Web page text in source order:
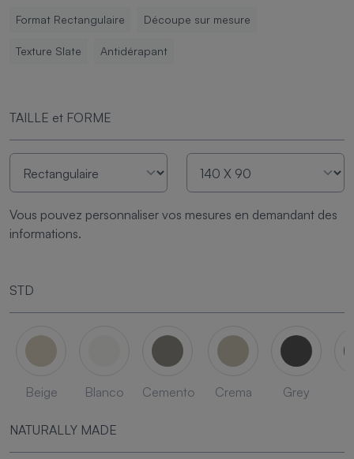
Format Rectangulaire Découpe sur mesure
Texture Slate Antidérapant
TAILLE et FORME
Vous pouvez personnaliser vos mesures en demandant des
informations.
STD
Beige Blanco Cemento Crema Grey
NATURALLY MADE